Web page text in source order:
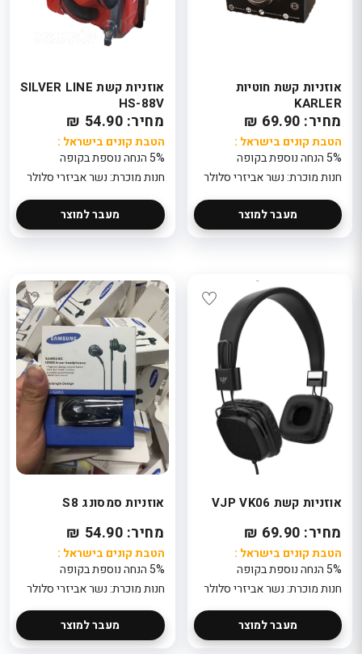
אוזניות קשת חוטיות
KARLER
מחיר: 69.90 ₪
הטבת קונים בישראל :
5% הנחה נוספת בקופה
חנות מוכרת: נשר אביזרי סלולר
מעבר למוצר
אוזניות קשת SILVER LINE
HS-88V
מחיר: 54.90 ₪
הטבת קונים בישראל :
5% הנחה נוספת בקופה
חנות מוכרת: נשר אביזרי סלולר
מעבר למוצר
אוזניות קשת VJP VK06
מחיר: 69.90 ₪
הטבת קונים בישראל :
5% הנחה נוספת בקופה
חנות מוכרת: נשר אביזרי סלולר
מעבר למוצר
אוזניות סמסונג S8
מחיר: 54.90 ₪
הטבת קונים בישראל :
5% הנחה נוספת בקופה
חנות מוכרת: נשר אביזרי סלולר
מעבר למוצר